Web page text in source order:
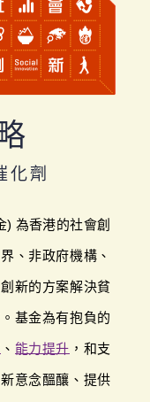
化劑
為香港的社會創
、非政府機構、
新的方案解決貧
基金為有抱負的
、 能力提升 ，和支
新意念醞釀、提供